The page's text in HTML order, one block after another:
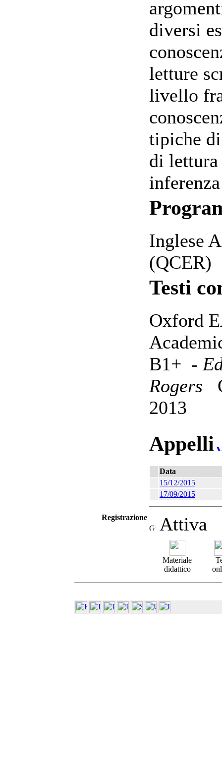
diversi
letture
livello
tipiche
di
Inglese
(QCER)
Testi
Oxford
B1+ -
Rogers
2013
Appelli
Data
15/12/2015
17/09/2015
Registrazione Attiva
Materiale
didattico